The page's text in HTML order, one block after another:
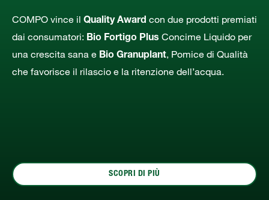
COMPO vince il Quality Award con due prodotti premiati
dai consumatori: Bio Fortigo Plus Concime Liquido per
una crescita sana e Bio Granuplant, Pomice di Qualità
che favorisce il rilascio e la ritenzione dell’acqua.
SCOPRI DI PIÙ